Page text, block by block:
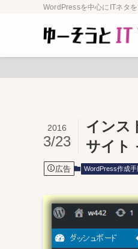
WordPressを中心にITネタ
インス
サイト
2016
3/23
広告 WordPress作成手